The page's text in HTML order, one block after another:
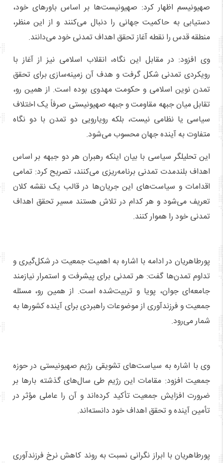
صهیونیسم اظهار کرد: صهیونیست‌ها بر اساس باورهای خود،
دستیابی به حاکمیت جهانی را دنبال می‌کنند و از این منظر،
منطقه قدس را نقطه آغاز تحقق اهداف تمدنی خود می‌دانند.
وی افزود: در مقابل این نگاه، انقلاب اسلامی نیز از آغاز با
رویکردی تمدنی شکل گرفت و هدف آن زمینه‌سازی برای تحقق
تمدن نوین اسلامی و حکومت مهدوی بوده است. از همین رو،
تقابل میان جبهه مقاومت و جبهه صهیونیستی صرفاً یک اختلاف
سیاسی یا نظامی نیست، بلکه رویارویی دو تمدن با دو نگاه
متفاوت به آینده جهان محسوب می‌شود.
این تحلیلگر سیاسی با بیان اینکه رهبران هر دو جبهه بر اساس
اهداف بلندمدت تمدنی برنامه‌ریزی می‌کنند، تصریح کرد: تمامی
اقدامات و سیاست‌های این جریان‌ها در قالب یک نقشه کلان
تعریف می‌شود و هر کدام در تلاش هستند مسیر تحقق اهداف
تمدنی خود را هموار کنند.
پورطاهریان در ادامه با اشاره به اهمیت جمعیت در شکل‌گیری و
تداوم تمدن‌ها گفت: هر تمدنی برای پیشرفت و استمرار نیازمند
جامعه‌ای جوان، پویا و تربیت‌شده است. از همین رو، مسئله
جمعیت و فرزندآوری از موضوعات راهبردی برای آینده کشورها به
شمار می‌رود.
وی با اشاره به سیاست‌های تشویقی رژیم صهیونیستی در حوزه
جمعیت افزود: مقامات این رژیم طی سال‌های گذشته بارها بر
ضرورت افزایش جمعیت تأکید کرده‌اند و آن را عاملی مؤثر در
تأمین آینده و تحقق اهداف خود دانسته‌اند.
پورطاهریان با ابراز نگرانی نسبت به روند کاهش نرخ فرزندآوری